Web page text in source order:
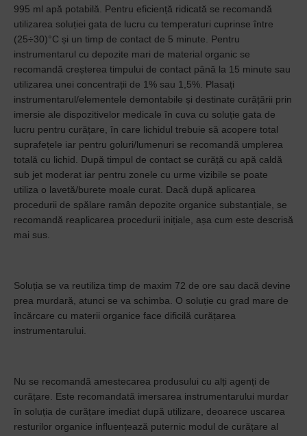
995 ml apă potabilă. Pentru eficiență ridicată se recomandă
utilizarea soluției gata de lucru cu temperaturi cuprinse între
(25÷30)°C și un timp de contact de 5 minute. Pentru
instrumentarul cu depozite mari de material organic se
recomandă creșterea timpului de contact până la 15 minute sau
utilizarea unei concentrații de 1% sau 1,5%. Plasați
instrumentarul/elementele demontabile și destinate curățării prin
imersie ale dispozitivelor medicale în cuva cu soluție gata de
lucru pentru curățare, în care lichidul trebuie să acopere total
suprafețele iar pentru goluri/lumenuri se recomandă umplerea
totală cu lichid. După timpul de contact se curăță cu apă caldă
sub jet moderat iar pentru zonele cu urme vizibile se poate
utiliza o lavetă/burete moale curat. Dacă după aplicarea
procedurii de spălare ramân depozite organice substanțiale, se
recomandă reaplicarea procedurii inițiale, așa cum este descrisă
mai sus.
Soluția se va reutiliza timp de maxim 72 de ore sau dacă devine
prea murdară, atunci se va schimba. O soluție cu grad mare de
încărcare cu materii organice face dificilă curățarea
instrumentarului.
Nu se recomandă amestecarea produsului cu alți agenți de
curățare. Este recomandată imersarea instrumentarului murdar
în soluția de curățare imediat după utilizare, deoarece uscarea
resturilor organice influențează puternic modul de curățare al